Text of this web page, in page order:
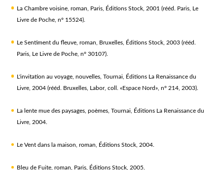
La Chambre voisine, roman, Paris, Éditions Stock, 2001 (rééd. Paris, Le
Livre de Poche, n° 15524).
Le Sentiment du fleuve, roman, Bruxelles, Éditions Stock, 2003 (rééd.
Paris, Le Livre de Poche, n° 30107).
L'invitation au voyage, nouvelles, Tournai, Éditions La Renaissance du
Livre, 2004 (rééd. Bruxelles, Labor, coll. «Espace Nord», n° 214, 2003).
La lente mue des paysages, poèmes, Tournai, Éditions La Renaissance du
Livre, 2004.
Le Vent dans la maison, roman, Éditions Stock, 2004.
Bleu de Fuite, roman, Paris, Éditions Stock, 2005.